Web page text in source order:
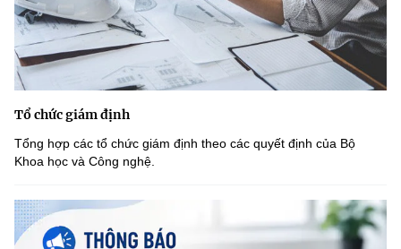
Tổ chức giám định
Tổng hợp các tổ chức giám định theo các quyết định của Bộ
Khoa học và Công nghệ.